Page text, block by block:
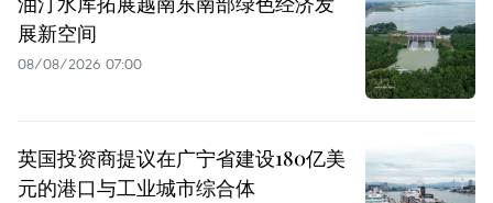
展新空间
08/08/2026 07:00
英国投资商提议在广宁省建设180亿美
元的港口与工业城市综合体